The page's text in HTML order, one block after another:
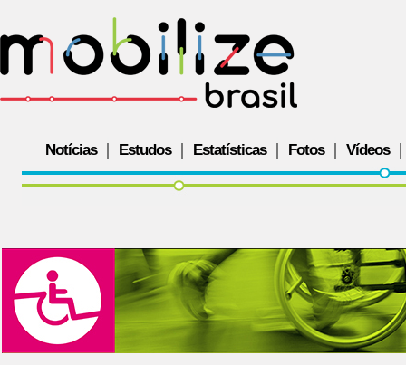
Notícias Estudos Estatísticas Fotos Vídeos